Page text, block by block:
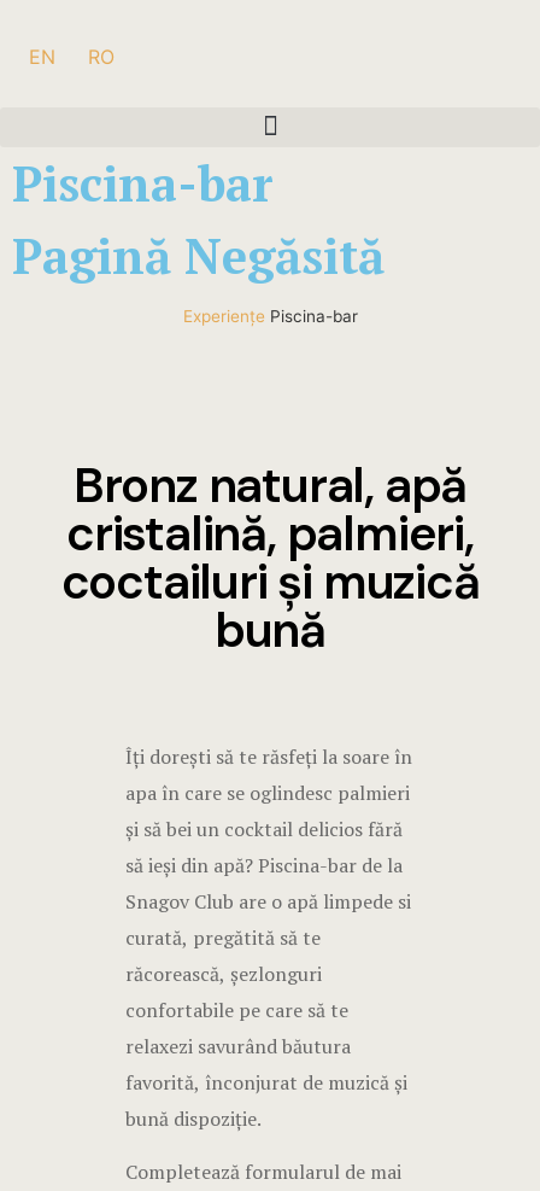
EN RO
Piscina-bar
Pagină Negăsită
Experiențe Piscina-bar
Bronz natural, apă
cristalină, palmieri,
coctailuri și muzică
bună
Îți dorești să te răsfeți la soare în
apa în care se oglindesc palmieri
și să bei un cocktail delicios fără
să ieși din apă? Piscina-bar de la
Snagov Club are o apă limpede si
curată, pregătită să te
răcorească, șezlonguri
confortabile pe care să te
relaxezi savurând băutura
favorită, înconjurat de muzică și
bună dispoziție.
Completează formularul de mai